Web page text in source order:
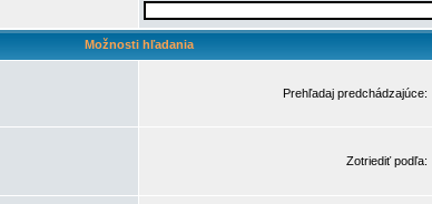
Možnosti hľadania
Prehľadaj predchádzajúce:
Zotriediť podľa: